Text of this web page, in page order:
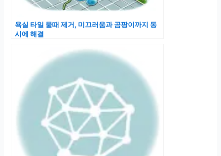
욕실 타일 물때 제거, 미끄러움과 곰팡이까지 동
시에 해결